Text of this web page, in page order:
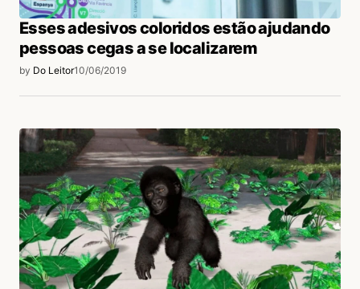
Esses adesivos coloridos estão ajudando
pessoas cegas a se localizarem
by Do Leitor10/06/2019